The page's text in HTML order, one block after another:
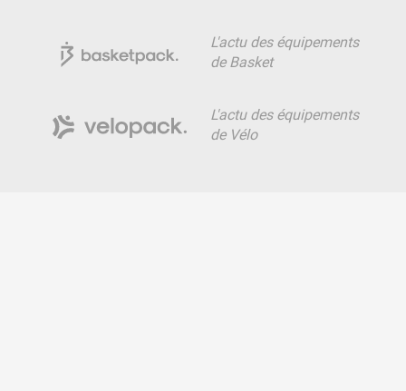
L'actu des équipements
de Basket
L'actu des équipements
de Vélo